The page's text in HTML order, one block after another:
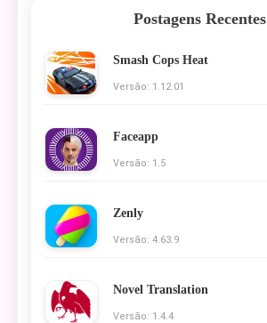
Postagens Recentes
Smash Cops Heat
Versão: 1.12.01
Faceapp
Versão: 1.5
Zenly
Versão: 4.63.9
Novel Translation
Versão: 1.4.4